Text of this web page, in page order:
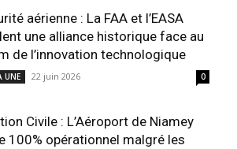
aérienne : La FAA et l’EASA
une alliance historique face au
de l’innovation technologique
UNE 22 juin 2026 0
Civile : L’Aéroport de Niamey
100% opérationnel malgré les